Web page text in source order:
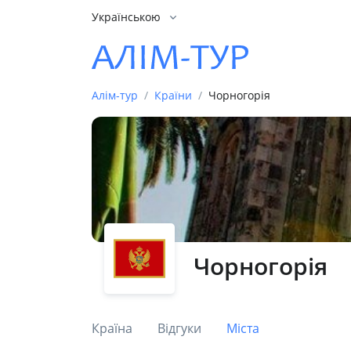
Українською
Алім-тур Країни Чорногорія
Чорногорія
Країна Відгуки Міста